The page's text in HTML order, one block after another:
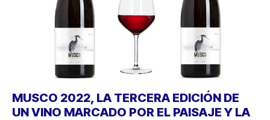
MUSCO 2022, LA TERCERA EDICIÓN DE
UN VINO MARCADO POR EL PAISAJE Y LA